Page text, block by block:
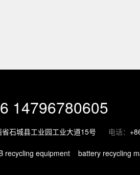
14796780605
石城县工业园工业大道15号 电话：
recycling equipment battery recycling